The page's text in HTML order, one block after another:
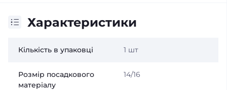
Характеристики
Кількість в упаковці 1 шт
Розмір посадкового
матеріалу
14/16